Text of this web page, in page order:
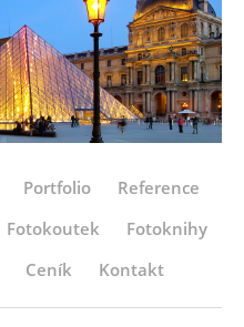
Portfolio
Reference
Fotokoutek
Fotoknihy
Ceník Kontakt